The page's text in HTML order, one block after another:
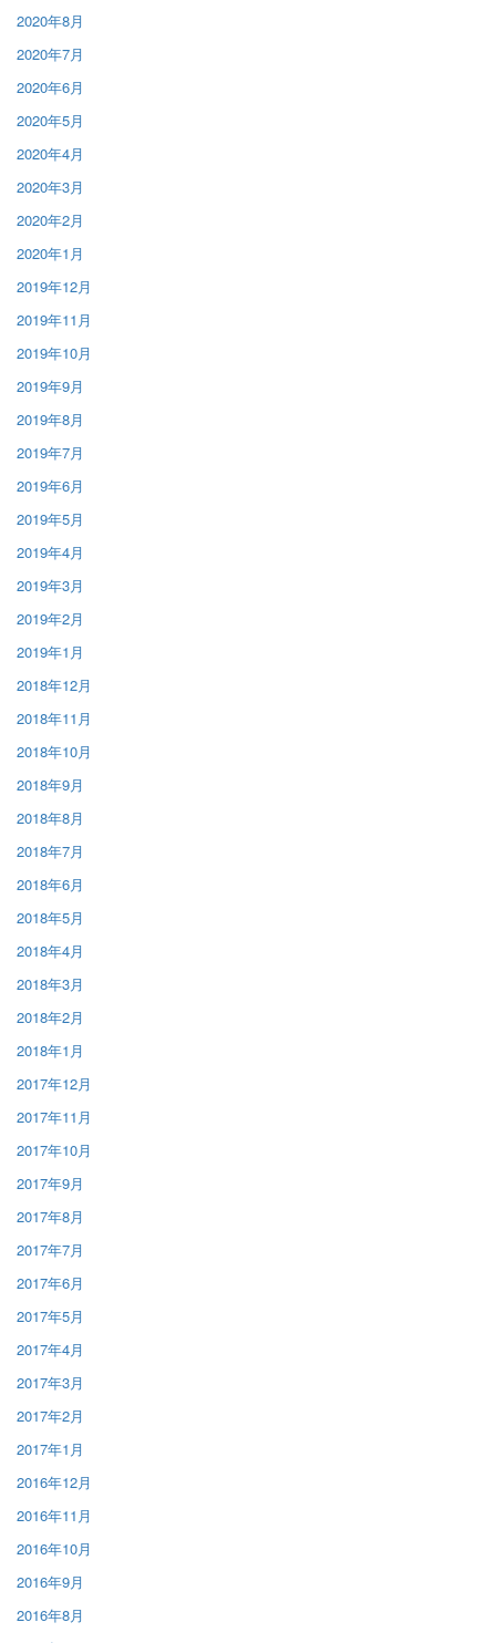
2020年8月
2020年7月
2020年6月
2020年5月
2020年4月
2020年3月
2020年2月
2020年1月
2019年12月
2019年11月
2019年10月
2019年9月
2019年8月
2019年7月
2019年6月
2019年5月
2019年4月
2019年3月
2019年2月
2019年1月
2018年12月
2018年11月
2018年10月
2018年9月
2018年8月
2018年7月
2018年6月
2018年5月
2018年4月
2018年3月
2018年2月
2018年1月
2017年12月
2017年11月
2017年10月
2017年9月
2017年8月
2017年7月
2017年6月
2017年5月
2017年4月
2017年3月
2017年2月
2017年1月
2016年12月
2016年11月
2016年10月
2016年9月
2016年8月